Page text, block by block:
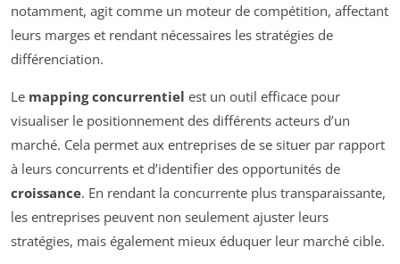
notamment, agit comme un moteur de compétition, affectant
leurs marges et rendant nécessaires les stratégies de
différenciation.
Le mapping concurrentiel est un outil efficace pour
visualiser le positionnement des différents acteurs d’un
marché. Cela permet aux entreprises de se situer par rapport
à leurs concurrents et d’identifier des opportunités de
croissance. En rendant la concurrente plus transparaissante,
les entreprises peuvent non seulement ajuster leurs
stratégies, mais également mieux éduquer leur marché cible.